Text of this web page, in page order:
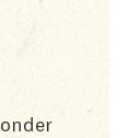
onder